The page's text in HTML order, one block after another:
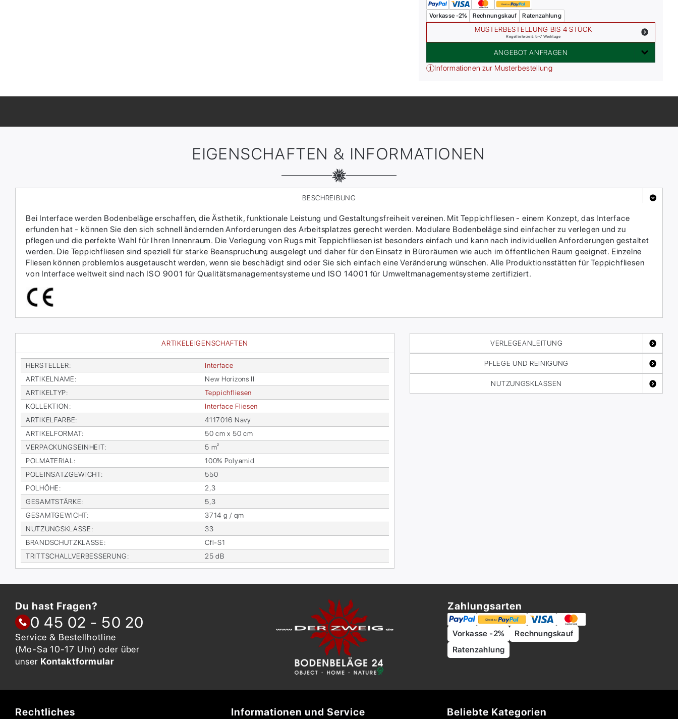
Vorkasse -2% Rechnungskauf Ratenzahlung
MUSTERBESTELLUNG BIS 4 STÜCK
Regellieferzeit: 5-7 Werktage
ANGEBOT ANFRAGEN
Informationen zur Musterbestellung
EIGENSCHAFTEN & INFORMATIONEN
ARTIKELEIGENSCHAFTEN
HER­STEL­LER:
In­ter­face
AR­TI­KEL­NA­ME:
New Ho­ri­zons II
AR­TI­KEL­TYP:
Tep­pich­flie­sen
KOL­LEK­TI­ON:
In­ter­face Flie­sen
AR­TI­KEL­FAR­BE:
4117016 Navy
AR­TI­KEL­FOR­MAT:
50 cm x 50 cm
VER­PA­CKUNGS­EIN­HEIT:
5 m²
POL­MA­TE­RI­AL:
100% Po­ly­amid
POL­EIN­SATZ­GE­WICHT:
550
POL­HÖ­HE:
2,3
GE­SAMT­STÄR­KE:
5,3
GE­SAMT­GE­WICHT:
3714 g / qm
NUT­ZUNGS­KLAS­SE:
33
BRAND­SCHUTZ­KLAS­SE:
Cfl-S1
TRITT­SCHALL­VER­BES­SE­RUNG: 25 dB
BESCHREIBUNG
Bei Interface werden Bodenbeläge erschaffen, die Ästhetik, funktionale Leistung und Gestaltungsfreiheit vereinen. Mit Teppichfliesen - einem Konzept, das Interface
erfunden hat - können Sie den sich schnell ändernden Anforderungen des Arbeitsplatzes gerecht werden. Modulare Bodenbeläge sind einfacher zu verlegen und zu
pflegen und die perfekte Wahl für Ihren Innenraum.​ Die Verlegung von Rugs mit Teppichfliesen ist besonders einfach und kann nach individuellen Anforderungen gestaltet
werden.​ Die Teppichfliesen sind speziell für starke Beanspruchung ausgelegt und daher für den Einsatz in Büroräumen wie auch im öffentlichen Raum geeignet. Einzelne
Fliesen können problemlos ausgetauscht werden, wenn sie beschädigt sind oder Sie sich einfach eine Veränderung wünschen. Alle Produktionsstätten für Teppichfliesen
von Interface weltweit sind nach ISO 9001 für Qualitätsmanagementsysteme und ISO 14001 für Umweltmanagementsysteme zertifiziert.
VERLEGEANLEITUNG
PFLEGE UND REINIGUNG
NUTZUNGSKLASSEN
Du hast Fragen?
0 45 02 - 50 20
Service & Bestellhotline
(Mo-Sa 10-17 Uhr) oder über
unser Kontaktformular
Zahlungsarten
Vorkasse -2%
Rechnungskauf
Ratenzahlung
Rechtliches Informationen und Service Beliebte Kategorien